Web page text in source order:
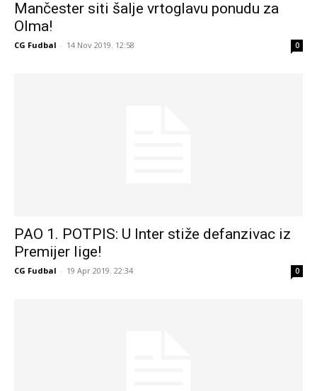
Mančester siti šalje vrtoglavu ponudu za
Olma!
CG Fudbal - 14 Nov 2019. 12:58 0
PAO 1. POTPIS: U Inter stiže defanzivac iz
Premijer lige!
CG Fudbal - 19 Apr 2019. 22:34 0